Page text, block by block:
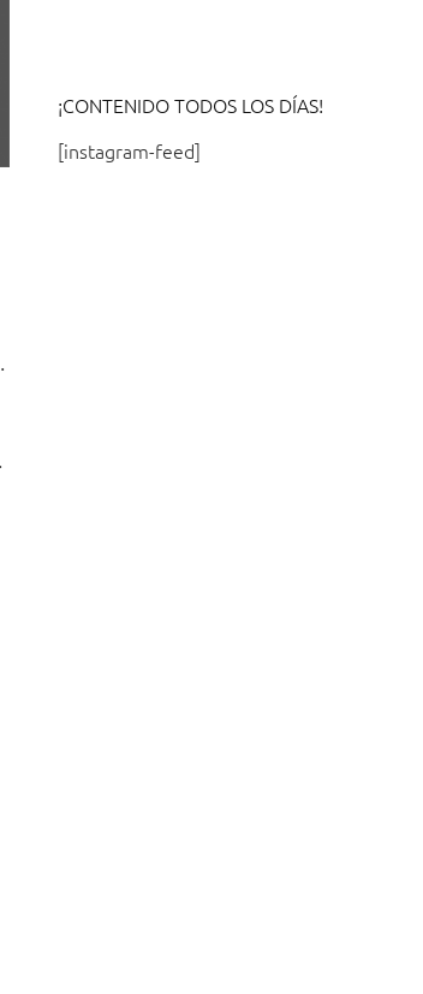
¡CONTENIDO TODOS LOS DÍAS!
[instagram-feed]